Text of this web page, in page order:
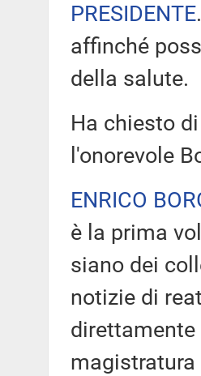
PRESIDENTE
affinché
della salute.
Ha chiesto
l'onorevole
ENRICO
è la prima
siano dei
notizie di